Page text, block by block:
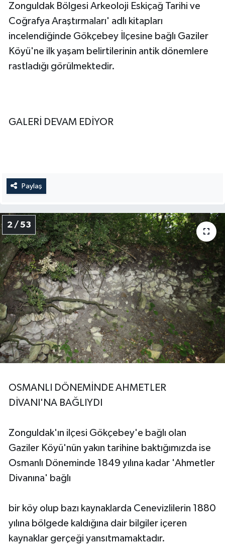
Zonguldak Bölgesi Arkeoloji Eskiçağ Tarihi ve
Coğrafya Araştırmaları' adlı kitapları
incelendiğinde Gökçebey İlçesine bağlı Gaziler
Köyü'ne ilk yaşam belirtilerinin antik dönemlere
rastladığı görülmektedir.
GALERİ DEVAM EDİYOR
Paylaş
2 / 53
OSMANLI DÖNEMİNDE AHMETLER
DİVANI'NA BAĞLIYDI
Zonguldak'ın ilçesi Gökçebey'e bağlı olan
Gaziler Köyü'nün yakın tarihine baktığımızda ise
Osmanlı Döneminde 1849 yılına kadar 'Ahmetler
Divanına' bağlı
bir köy olup bazı kaynaklarda Cenevizlilerin 1880
yılına bölgede kaldığına dair bilgiler içeren
kaynaklar gerçeği yansıtmamaktadır.